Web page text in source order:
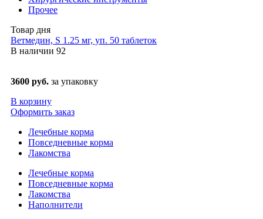
Прочее
Товар дня
Ветмедин, S 1.25 мг, уп. 50 таблеток
В наличии 92
3600 руб. за упаковку
В корзину
Оформить заказ
Лечебные корма
Повседневные корма
Лакомства
Лечебные корма
Повседневные корма
Лакомства
Наполнители